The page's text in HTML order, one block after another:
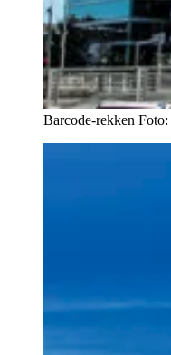
Barcode-rekken Foto: